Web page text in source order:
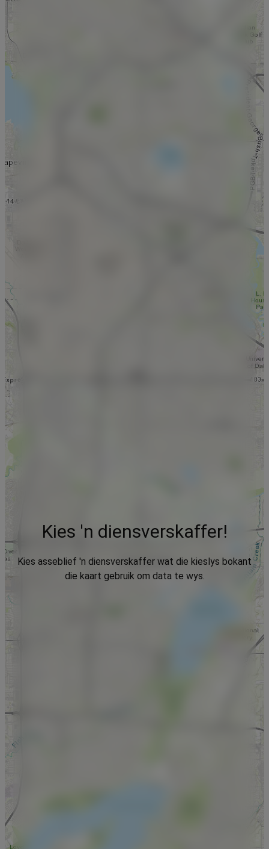
Kies 'n diensverskaffer!
Kies asseblief 'n diensverskaffer wat die kieslys bokant
die kaart gebruik om data te wys.